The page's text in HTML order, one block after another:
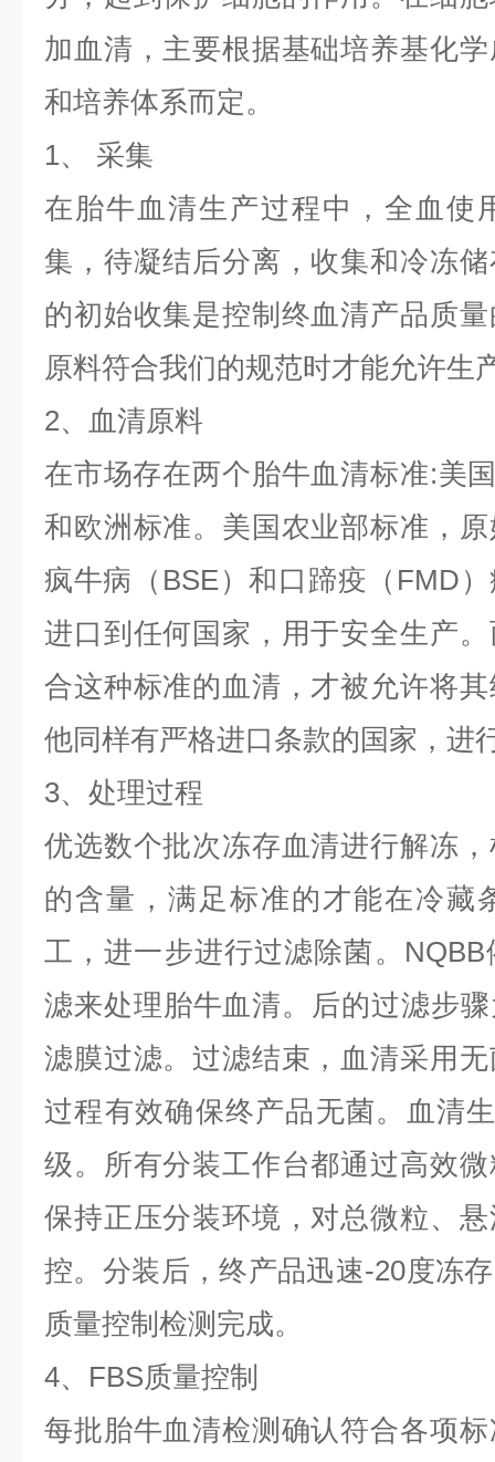
加血清，主要根据基础培养基化
和培养体系而定。
1、 采集
在胎牛血清生产过程中，全血使
集，待凝结后分离，收集和冷冻
的初始收集是控制终血清产品质
原料符合我们的规范时才能允许生
2、血清原料
在市场存在两个胎牛血清标准:美
和欧洲标准。美国农业部标准，
疯牛病（BSE）和口蹄疫（FMD
进口到任何国家，用于安全生产
合这种标准的血清，才被允许将
他同样有严格进口条款的国家，进
3、处理过程
优选数个批次冻存血清进行解冻
的含量，满足标准的才能在冷藏
工，进一步进行过滤除菌。
滤来处理胎牛血清。后的过滤步
滤膜过滤。过滤结束，血清采用
过程有效确保终产品无菌。血清
级。所有分装工作台都通过高效
保持正压分装环境，对总微粒、
控。分装后，终产品迅速-20度冻
质量控制检测完成。
4、FBS质量控制
每批胎牛血清检测确认符合各项